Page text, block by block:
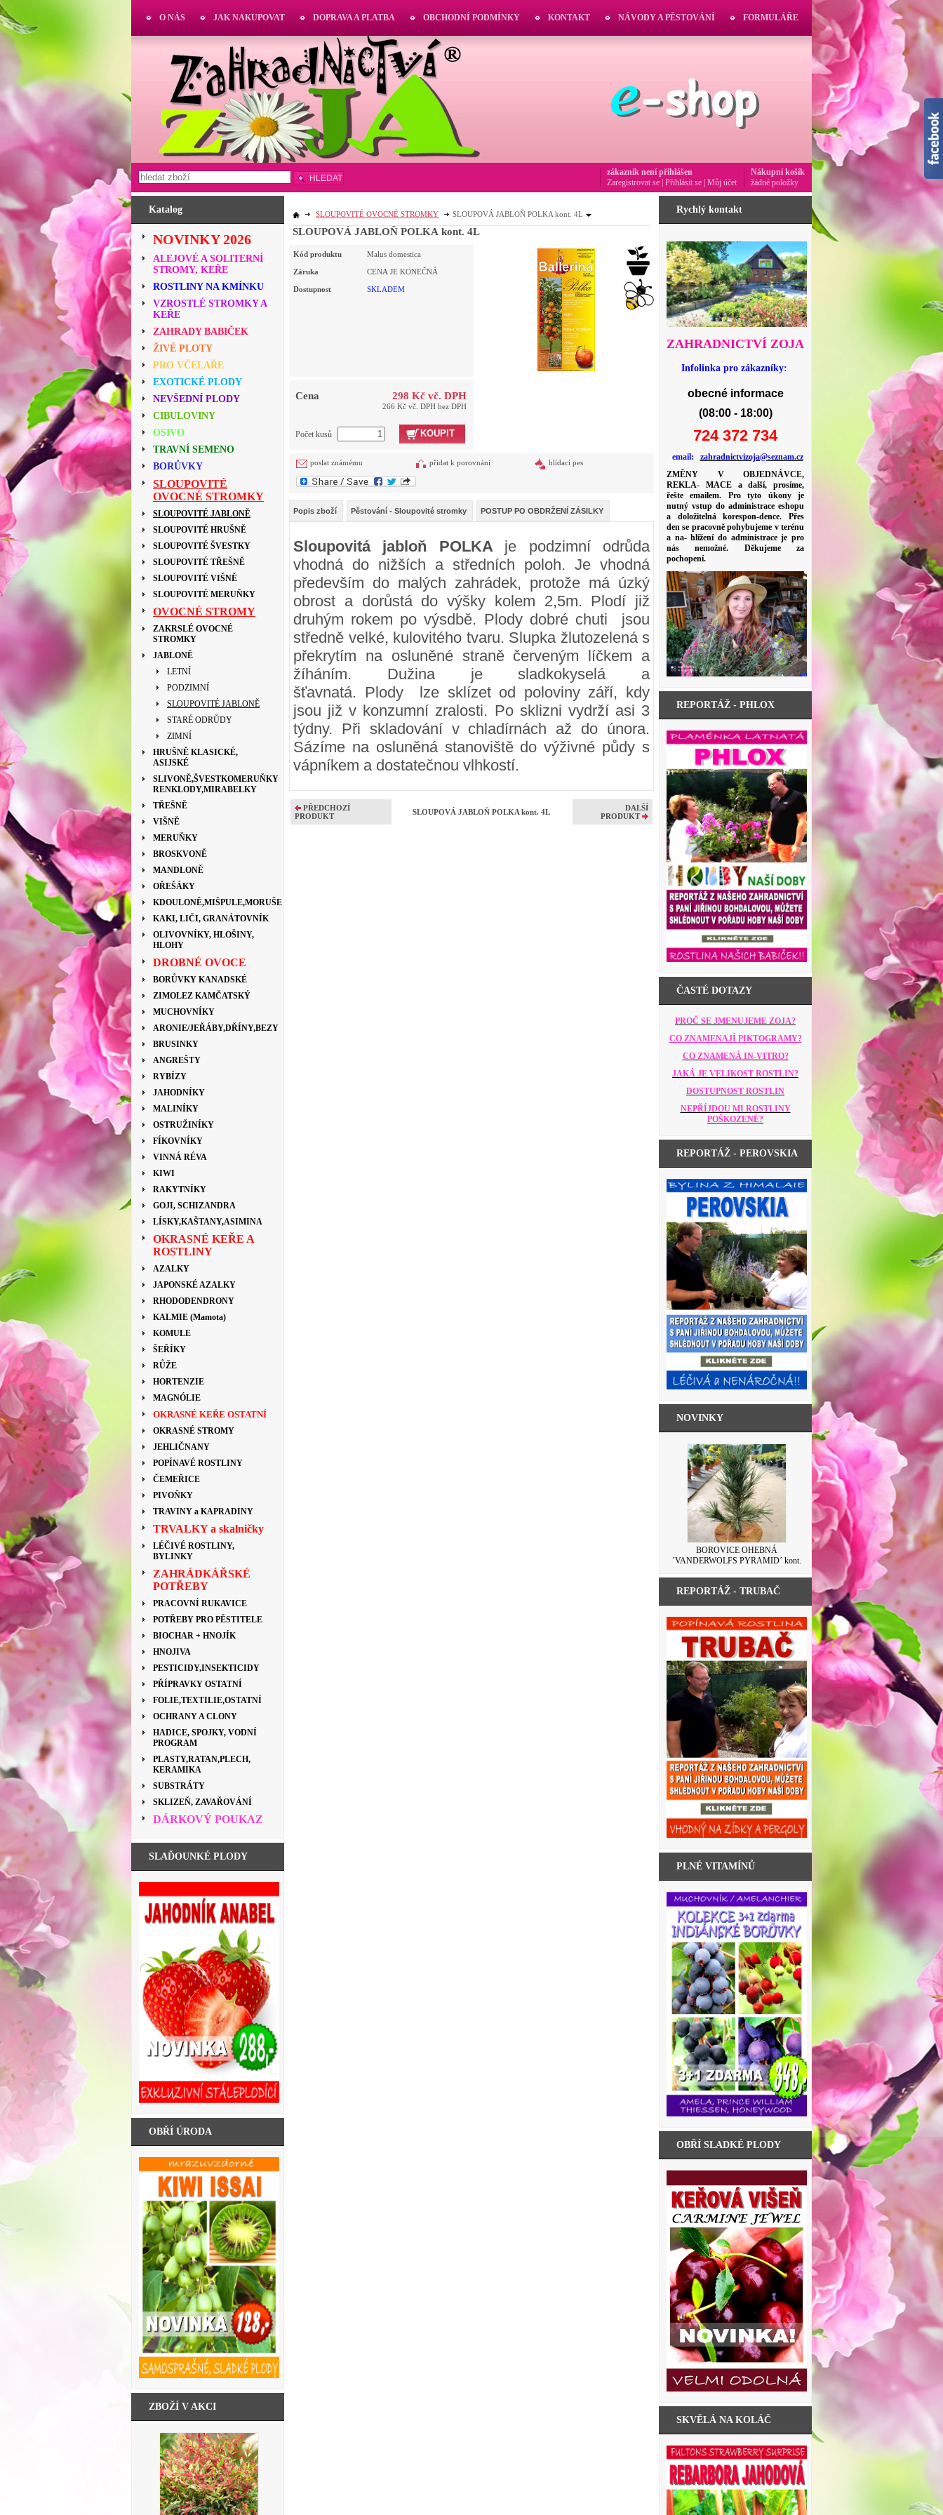
Katalog
NOVINKY 2026
ALEJOVÉ A SOLITERNÍ
STROMY, KEŘE
ROSTLINY NA KMÍNKU
VZROSTLÉ STROMKY A
KEŘE
ZAHRADY BABIČEK
ŽIVÉ PLOTY
PRO VČELAŘE
EXOTICKÉ PLODY
NEVŠEDNÍ PLODY
CIBULOVINY
OSIVO
TRAVNÍ SEMENO
BORŮVKY
SLOUPOVITÉ
OVOCNÉ STROMKY
SLOUPOVITÉ JABLONĚ
SLOUPOVITÉ HRUŠNĚ
SLOUPOVITÉ ŠVESTKY
SLOUPOVITÉ TŘEŠNĚ
SLOUPOVITÉ VIŠNĚ
SLOUPOVITÉ MERUŇKY
OVOCNÉ STROMY
ZAKRSLÉ OVOCNÉ
STROMKY
JABLONĚ
LETNÍ
PODZIMNÍ
SLOUPOVITÉ JABLONĚ
STARÉ ODRŮDY
ZIMNÍ
HRUŠNĚ KLASICKÉ,
ASIJSKÉ
SLIVONĚ,ŠVESTKOMERUŇKY
RENKLODY,MIRABELKY
TŘEŠNĚ
VIŠNĚ
MERUŇKY
BROSKVONĚ
MANDLONĚ
OŘEŠÁKY
KDOULONĚ,MIŠPULE,MORUŠE
KAKI, LIČI, GRANÁTOVNÍK
OLIVOVNÍKY, HLOŠINY,
HLOHY
DROBNÉ OVOCE
BORŮVKY KANADSKÉ
ZIMOLEZ KAMČATSKÝ
MUCHOVNÍKY
ARONIE/JEŘÁBY,DŘÍNY,BEZY
BRUSINKY
ANGREŠTY
RYBÍZY
JAHODNÍKY
MALINÍKY
OSTRUŽINÍKY
FÍKOVNÍKY
VINNÁ RÉVA
KIWI
RAKYTNÍKY
GOJI, SCHIZANDRA
LÍSKY,KAŠTANY,ASIMINA
OKRASNÉ KEŘE A
ROSTLINY
AZALKY
JAPONSKÉ AZALKY
RHODODENDRONY
KALMIE (Mamota)
KOMULE
ŠEŘÍKY
RŮŽE
HORTENZIE
MAGNÓLIE
OKRASNÉ KEŘE OSTATNÍ
OKRASNÉ STROMY
JEHLIČNANY
POPÍNAVÉ ROSTLINY
ČEMEŘICE
PIVOŇKY
TRAVINY a KAPRADINY
TRVALKY a skalničky
LÉČIVÉ ROSTLINY,
BYLINKY
ZAHRÁDKÁŘSKÉ
POTŘEBY
PRACOVNÍ RUKAVICE
POTŘEBY PRO PĚSTITELE
BIOCHAR + HNOJÍK
HNOJIVA
PESTICIDY,INSEKTICIDY
PŘÍPRAVKY OSTATNÍ
FOLIE,TEXTILIE,OSTATNÍ
OCHRANY A CLONY
HADICE, SPOJKY, VODNÍ
PROGRAM
PLASTY,RATAN,PLECH,
KERAMIKA
SUBSTRÁTY
SKLIZEŇ, ZAVAŘOVÁNÍ
DÁRKOVÝ POUKAZ
SLAĎOUNKÉ PLODY
OBŘÍ ÚRODA
ZBOŽÍ V AKCI
SLOUPOVITÉ OVOCNÉ STROMKY SLOUPOVÁ JABLOŇ POLKA kont. 4L
SLOUPOVÁ JABLOŇ POLKA kont. 4L
Kód produktu Malus domestica
Záruka CENA JE KONEČNÁ
Dostupnost SKLADEM
Cena 298 Kč vč. DPH
266 Kč vč. DPH bez DPH
Počet kusů KOUPIT
poslat známému přidat k porovnání hlídací pes
Popis zboží Pěstování - Sloupovité stromky POSTUP PO OBDRŽENÍ ZÁSILKY
Sloupovitá jabloň POLKA je podzimní odrůda
vhodná do nižších a středních poloh. Je vhodná
především do malých zahrádek, protože má úzký
obrost a dorůstá do výšky kolem 2,5m. Plodí již
druhým rokem po výsdbě. Plody dobré chuti jsou
středně velké, kulovitého tvaru. Slupka žlutozelená s
překrytím na osluněné straně červeným líčkem a
žíháním. Dužina je sladkokyselá a
šťavnatá. Plody lze sklízet od poloviny září, kdy
jsou již v konzumní zralosti. Po sklizni vydrží asi 3
týdny. Při skladování v chladírnách až do února.
Sázíme na osluněná stanoviště do výživné půdy s
vápníkem a dostatečnou vlhkostí.
PŘEDCHOZÍ
PRODUKT
SLOUPOVÁ JABLOŇ POLKA kont. 4L
DALŠÍ
PRODUKT
Rychlý kontakt
ZAHRADNICTVÍ ZOJA
Infolinka pro zákazníky:
obecné informace
(08:00 - 18:00)
724 372 734
email: zahradnictvizoja@seznam.cz
ZMĚNY V OBJEDNÁVCE,
REKLA- MACE a další, prosíme,
řešte emailem. Pro tyto úkony je
nutný vstup do administrace eshopu
a doložitelná korespon-dence. Přes
den se pracovně pohybujeme v terénu
a na- hlížení do administrace je pro
nás nemožné. Děkujeme za
pochopení.
REPORTÁŽ - PHLOX
ČASTÉ DOTAZY
PROČ SE JMENUJEME ZOJA?
CO ZNAMENAJÍ PIKTOGRAMY?
CO ZNAMENÁ IN-VITRO?
JAKÁ JE VELIKOST ROSTLIN?
DOSTUPNOST ROSTLIN
NEPŘÍJDOU MI ROSTLINY
POŠKOZENÉ?
REPORTÁŽ - PEROVSKIA
NOVINKY
BOROVICE OHEBNÁ
´VANDERWOLFS PYRAMID´ kont.
SKLENICE ZAVAŘOVACÍ S VÍČKEM
LEVANDULE 500ML
REPORTÁŽ - TRUBAČ
PLNÉ VITAMÍNŮ
OBŘÍ SLADKÉ PLODY
SKVĚLÁ NA KOLÁČ
O NÁS JAK NAKUPOVAT DOPRAVA A PLATBA OBCHODNÍ PODMÍNKY KONTAKT NÁVODY A PĚSTOVÁNÍ FORMULÁŘE
HLEDAT
Nákupní košík
žádné položky
zákazník není přihlášen
Zaregistrovat se Přihlásit se Můj účet